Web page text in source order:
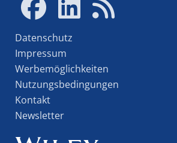
Datenschutz
Impressum
Werbemöglichkeiten
Nutzungsbedingungen
Kontakt
Newsletter